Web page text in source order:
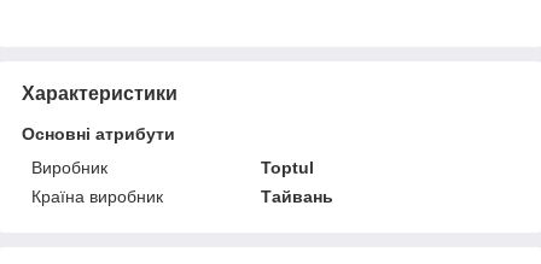
Характеристики
Основні атрибути
Виробник
Toptul
Країна виробник
Тайвань